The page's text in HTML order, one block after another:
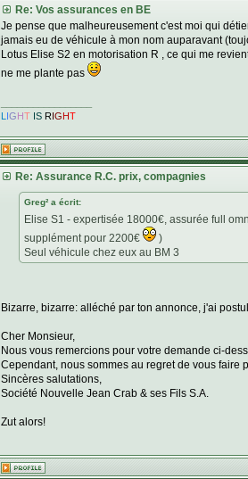
Re: Vos assurances en BE
Je pense que malheureusement c'est moi qui
jamais eu de véhicule à mon nom auparavant
Lotus Elise S2 en motorisation R , ce qui me
ne me plante pas
L IGHT IS RIGHT
Re: Assurance R.C. prix, compagnies
Greg² a écrit:
Elise S1 - expertisée 18000€, assurée full
supplément pour 2200€
)
Seul véhicule chez eux au BM 3
Bizarre, bizarre: alléché par ton annonce, j'ai
Cher Monsieur,
Nous vous remercions pour votre demande ci-
Cependant, nous sommes au regret de vous faire
Sincères salutations,
Société Nouvelle Jean Crab & ses Fils S.A.
Zut alors!